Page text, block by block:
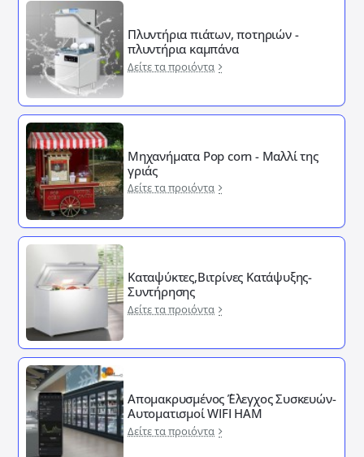
Πλυντήρια πιάτων, ποτηριών -
πλυντήρια καμπάνα
Δείτε τα προιόντα
Μηχανήματα Pop corn - Μαλλί της
γριάς
Δείτε τα προιόντα
Καταψύκτες,Βιτρίνες Κατάψυξης-
Συντήρησης
Δείτε τα προιόντα
Απομακρυσμένος ΄Έλεγχος Συσκευών-
Αυτοματισμοί WIFI HAM
Δείτε τα προιόντα